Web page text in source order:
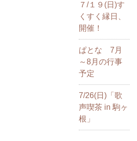
７/１９(日)す
くすく縁日、
開催！
ぱとな 7月
～8月の行事
予定
7/26(日)「歌
声喫茶 in 駒ヶ
根」